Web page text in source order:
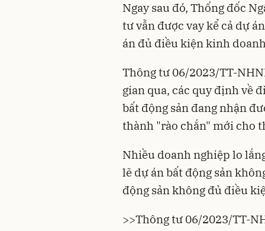
Ngay sau đó, Thống đốc
tư vẫn được vay kể cả dự
án đủ điều kiện kinh
Thông tư 06/2023/TT-
gian qua, các quy định về
bất động sản đang nhận
thành "rào chắn" mới cho
Nhiều doanh nghiệp lo
lẽ dự án bất động sản
động sản không đủ điều
>>Thông tư 06/2023/TT-